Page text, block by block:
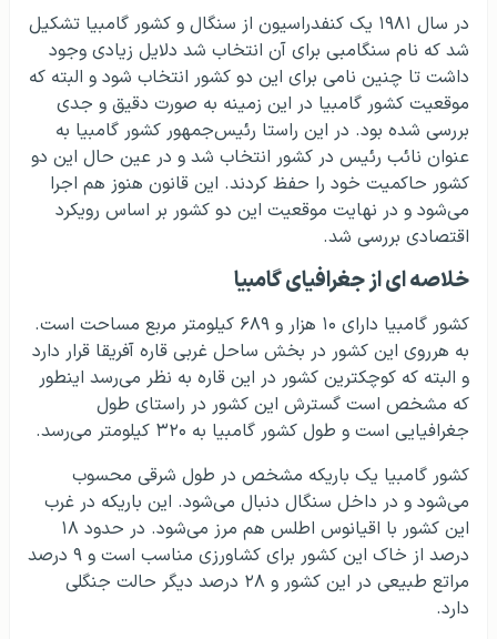
در سال ۱۹۸۱ یک کنفدراسیون از سنگال و کشور گامبیا تشکیل
شد که نام سنگامبی برای آن انتخاب شد دلایل زیادی وجود
داشت تا چنین نامی برای این دو کشور انتخاب شود و البته که
موقعیت کشور گامبیا در این زمینه به صورت دقیق و جدی
بررسی شده بود. در این راستا رئیس‌جمهور کشور گامبیا به
عنوان نائب رئیس در کشور انتخاب شد و در عین حال این دو
کشور حاکمیت خود را حفظ کردند. این قانون هنوز هم اجرا
می‌شود و در نهایت موقعیت این دو کشور بر اساس رویکرد
اقتصادی بررسی شد.
خلاصه ای از جغرافیای گامبیا
کشور گامبیا دارای ۱۰ هزار و ۶۸۹ کیلومتر مربع مساحت است.
به هرروی این کشور در بخش ساحل غربی قاره آفریقا قرار دارد
و البته که کوچکترین کشور در این قاره به نظر می‌رسد اینطور
که مشخص است گسترش این کشور در راستای طول
جغرافیایی است و طول کشور گامبیا به ۳۲۰ کیلومتر می‌رسد.
کشور گامبیا یک باریکه مشخص در طول شرقی محسوب
می‌شود و در داخل سنگال دنبال می‌شود. این باریکه در غرب
این کشور با اقیانوس اطلس هم مرز می‌شود. در حدود ۱۸
درصد از خاک این کشور برای کشاورزی مناسب است و ۹ درصد
مراتع طبیعی در این کشور و ۲۸ درصد دیگر حالت جنگلی
دارد.